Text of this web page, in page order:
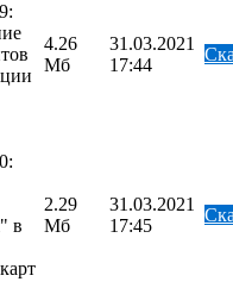
4.26
Мб
31.03.2021
17:44
в
2.29
Мб
31.03.2021
17:45